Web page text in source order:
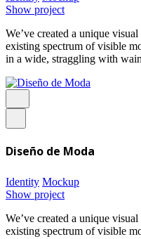
Show project
We’ve created a unique
existing spectrum of visible
in a wide, straggling with
Diseño de Moda
Identity Mockup
Show project
We’ve created a unique
existing spectrum of visible